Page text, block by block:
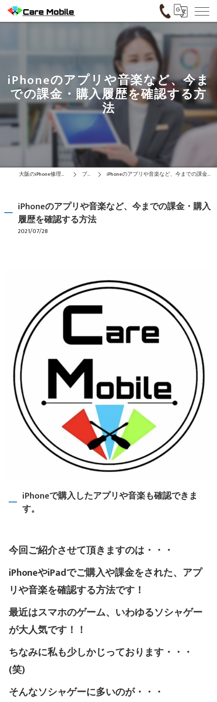
iPhoneのアプリや音楽など、今ま
での課金・購入履歴を確認する方
法
大阪のiPhone修理はCare Mobile ブログ iPhoneのアプリや音楽など、今までの課金・購入履歴を確認する方法
iPhoneのアプリや音楽など、今までの課金・購入
履歴を確認する方法
2021/07/28
iPhoneで購入したアプリや音楽も確認できま
す。
今回ご紹介させて頂きますのは・・・
iPhoneやiPadでご購入や課金をされた、アプ
リや音楽を確認する方法です！
最近はスマホのゲーム、いわゆるソシャゲー
が大人気です！！
ちなみに私も少しかじっております・・・
(笑)
そんなソシャゲーに多いのが・・・